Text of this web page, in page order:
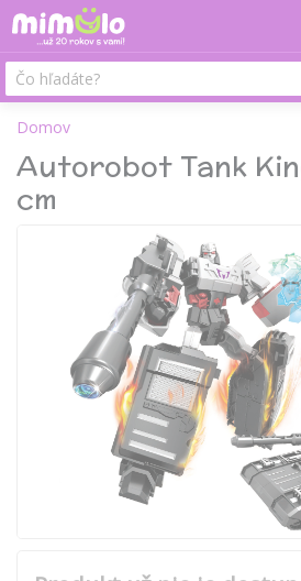
Domov
Autorobot Tank
cm